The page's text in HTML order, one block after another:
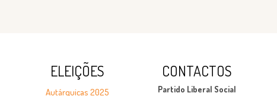
ELEIÇÕES
Autárquicas 2025
CONTACTOS
Partido Liberal Social